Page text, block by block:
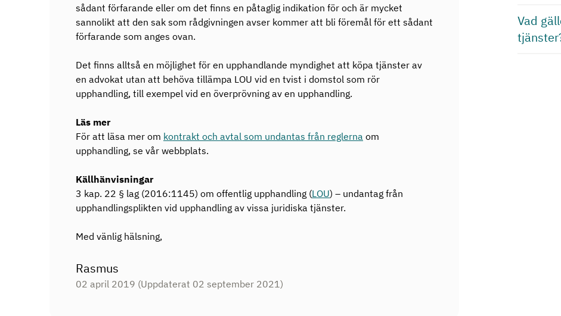
sådant förfarande eller om det finns en påtaglig indikation för och är mycket
sannolikt att den sak som rådgivningen avser kommer att bli föremål för ett sådant
förfarande som anges ovan.
Det finns alltså en möjlighet för en upphandlande myndighet att köpa tjänster av
en advokat utan att behöva tillämpa LOU vid en tvist i domstol som rör
upphandling, till exempel vid en överprövning av en upphandling.
Läs mer
För att läsa mer om kontrakt och avtal som undantas från reglerna om
upphandling, se vår webbplats.
Källhänvisningar
3 kap. 22 § lag (2016:1145) om offentlig upphandling (LOU) – undantag från
upphandlingsplikten vid upphandling av vissa juridiska tjänster.
Med vänlig hälsning,
Rasmus
02 april 2019 (Uppdaterat 02 september 2021)
Vad